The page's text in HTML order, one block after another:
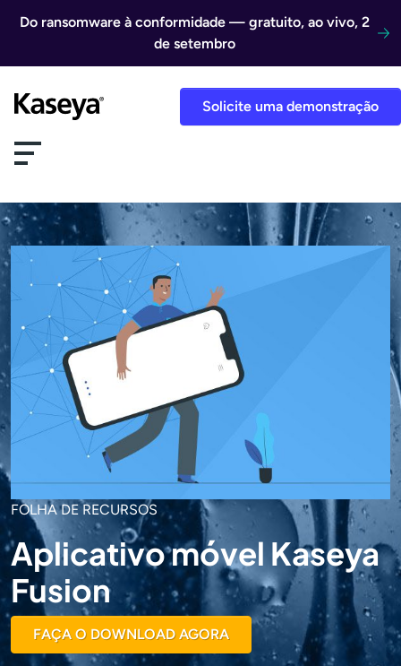
Do ransomware à conformidade — gratuito, ao vivo, 2
de setembro
Solicite uma demonstração
FOLHA DE RECURSOS
Aplicativo móvel Kaseya
Fusion
FAÇA O DOWNLOAD AGORA